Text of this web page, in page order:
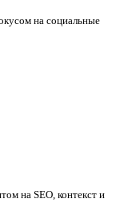
на социальные
на SEO, контекст и